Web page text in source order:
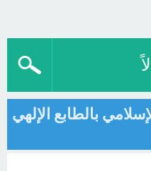
بالطابع الإلهي